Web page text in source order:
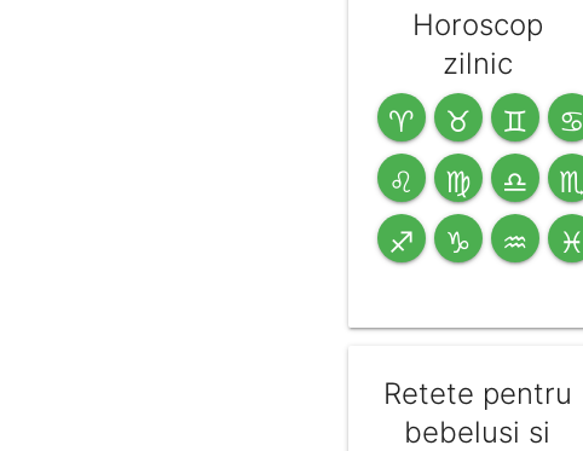
Horoscop
zilnic
♈ ♉ ♊ ♋
♌ ♍ ♎ ♏
♐ ♑ ♒ ♓
Retete pentru
bebelusi si